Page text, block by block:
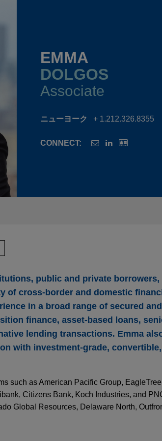
EMMA
DOLGOS
Associate
ニューヨーク + 1.212.326.8355
CONNECT:
public and private
of cross-border and domestic
in a broad range of secured
finance, asset-based loans,
lending transactions. Emma
with investment-grade,
such as American Pacific Group,
Citizens Bank, Koch Industries, and
Global Resources, Delaware North,